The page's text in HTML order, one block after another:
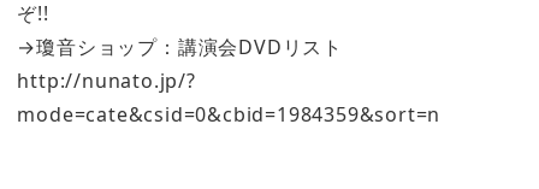
ぞ!!
→瓊音ショップ：講演会DVDリスト
http://nunato.jp/?
mode=cate&csid=0&cbid=1984359&sort=n